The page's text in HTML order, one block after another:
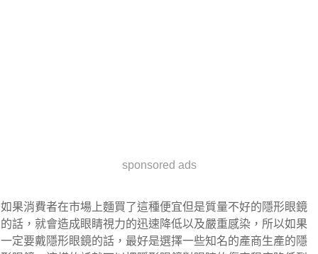
sponsored ads
如果消費者在市場上麵買了這種便宜但是質量不好的隱形眼鏡
的話，就會造成眼睛視力的迅速降低以及嚴重感染，所以如果
一定要戴隱形眼鏡的話，最好是選擇一些知名的產商生產的隱